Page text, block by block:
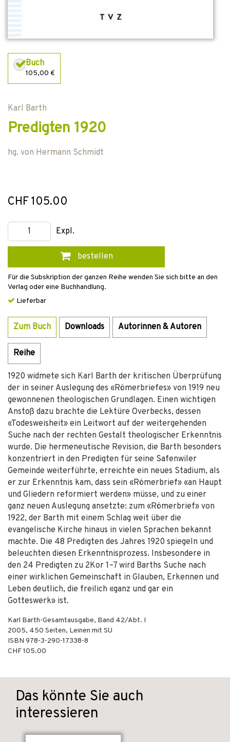
Buch
105,00 €
Karl Barth
Predigten 1920
hg. von Hermann Schmidt
CHF 105.00
Expl.
bestellen
Für die Subskription der ganzen Reihe wenden Sie sich bitte an den
Verlag oder eine Buchhandlung.
Lieferbar
Zum Buch Downloads Autorinnen & Autoren
Reihe
1920 widmete sich Karl Barth der kritischen Überprüfung
der in seiner Auslegung des «Römerbriefes» von 1919 neu
gewonnenen theologischen Grundlagen. Einen wichtigen
Anstoß dazu brachte die Lektüre Overbecks, dessen
«Todesweisheit» ein Leitwort auf der weitergehenden
Suche nach der rechten Gestalt theologischer Erkenntnis
wurde. Die hermeneutische Revision, die Barth besonders
konzentriert in den Predigten für seine Safenwiler
Gemeinde weiterführte, erreichte ein neues Stadium, als
er zur Erkenntnis kam, dass sein «Römerbrief» «an Haupt
und Gliedern reformiert werden» müsse, und zu einer
ganz neuen Auslegung ansetzte: zum «Römerbrief» von
1922, der Barth mit einem Schlag weit über die
evangelische Kirche hinaus in vielen Sprachen bekannt
machte. Die 48 Predigten des Jahres 1920 spiegeln und
beleuchten diesen Erkenntnisprozess. Insbesondere in
den 24 Predigten zu 2Kor 1–7 wird Barths Suche nach
einer wirklichen Gemeinschaft in Glauben, Erkennen und
Leben deutlich, die freilich «ganz und gar ein
Gotteswerk» ist.
Karl Barth-Gesamtausgabe, Band 42/Abt. I
2005, 450 Seiten, Leinen mit SU
ISBN 978-3-290-17338-8
CHF 105.00
Das könnte Sie auch
interessieren